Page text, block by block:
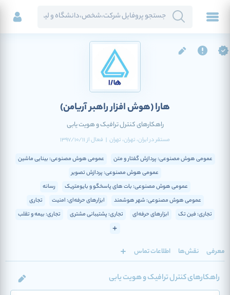
هارا(هوش افزار راهبر آریامن)
راهکارهای کنترل ترافیک و هویت یابی
مستقر درایران، تهران، تهران | فعالاز 1397/10/11
عمومی هوش مصنوعی: پردازش گفتار و متن
عمومی هوش مصنوعی: بینایی ماشین
عمومی هوش مصنوعی: پردازش تصویر
عمومی هوش مصنوعی: بات های پاسخگو و بایومتریک
رسانه
عمومی هوش مصنوعی: شهر هوشمند
ابزارهای حرفه‌ای: امنیت
تجاری
تجاری: فین تک
ابزارهای حرفه‌ای تجاری: پشتیبانی مشتری تجاری: بیمه و تقلب
معرفی نقش‌ها اطلاعات تماس
راهکارهای کنترل ترافیک و هویت یابی